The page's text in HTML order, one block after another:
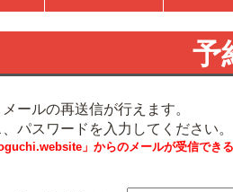
予
ールの再送信が行えます。
パスワードを入力してください。
」からのメールが受信できる